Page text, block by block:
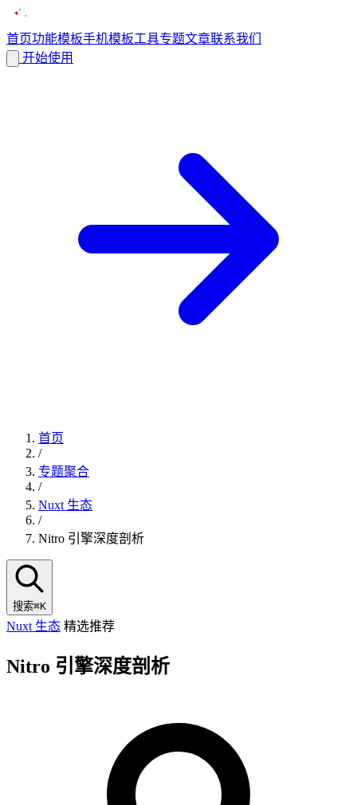
首页功能模板手机模板工具专题文章联系我们
开始使用
首页
/
专题聚合
/
Nuxt 生态
/
Nitro 引擎深度剖析
搜索⌘K
Nuxt 生态 精选推荐
Nitro 引擎深度剖析